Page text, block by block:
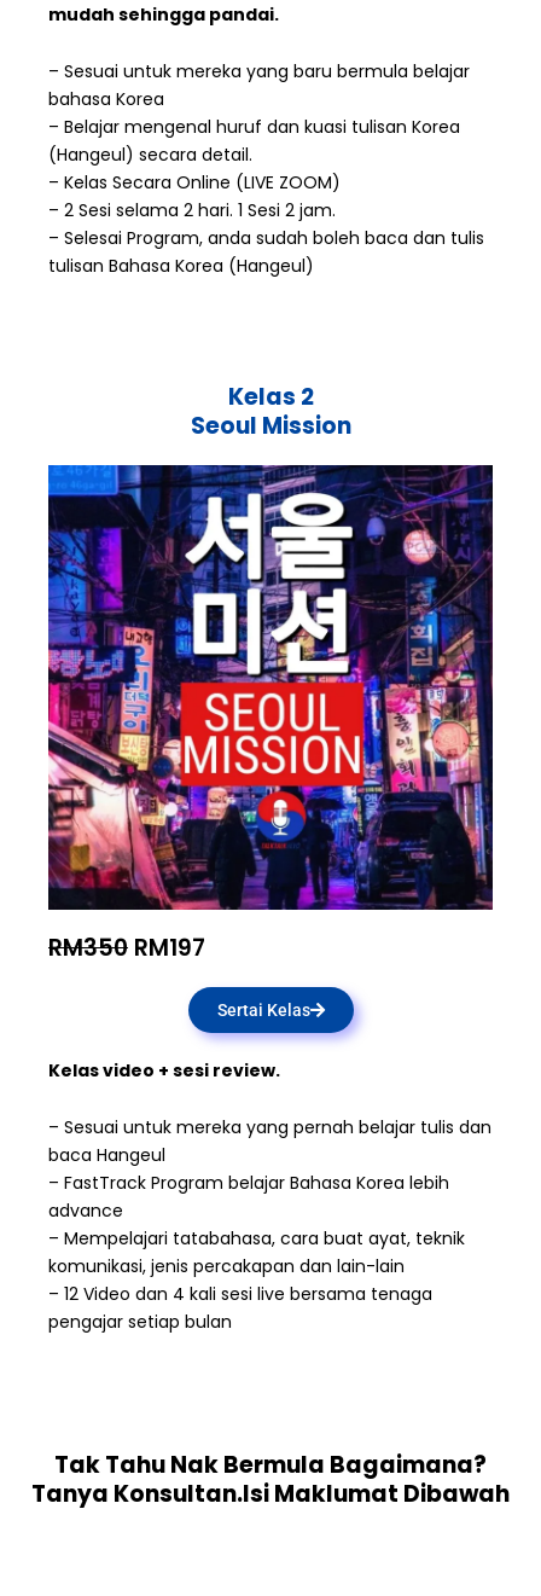
mudah sehingga pandai.
– Sesuai untuk mereka yang baru bermula belajar
bahasa Korea
– Belajar mengenal huruf dan kuasi tulisan Korea
(Hangeul) secara detail.
– Kelas Secara Online (LIVE ZOOM)
– 2 Sesi selama 2 hari. 1 Sesi 2 jam.
– Selesai Program, anda sudah boleh baca dan tulis
tulisan Bahasa Korea (Hangeul)
Kelas 2
Seoul Mission
RM350 RM197
Sertai Kelas
Kelas video + sesi review.
– Sesuai untuk mereka yang pernah belajar tulis dan
baca Hangeul
– FastTrack Program belajar Bahasa Korea lebih
advance
– Mempelajari tatabahasa, cara buat ayat, teknik
komunikasi, jenis percakapan dan lain-lain
– 12 Video dan 4 kali sesi live bersama tenaga
pengajar setiap bulan
Tak Tahu Nak Bermula Bagaimana?
Tanya Konsultan.Isi Maklumat Dibawah